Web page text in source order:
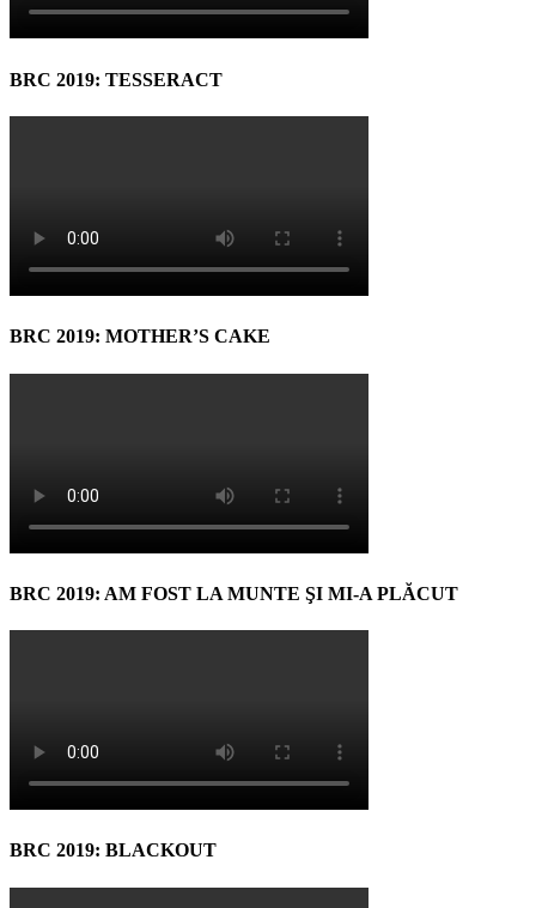
BRC 2019: TESSERACT
BRC 2019: MOTHER’S CAKE
BRC 2019: AM FOST LA MUNTE ŞI MI-A PLĂCUT
BRC 2019: BLACKOUT